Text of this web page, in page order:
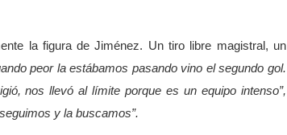
la figura de Jiménez. Un tiro libre magistral, un
peor la estábamos pasando vino el segundo gol.
nos llevó al límite porque es un equipo intenso”,
y la buscamos”.